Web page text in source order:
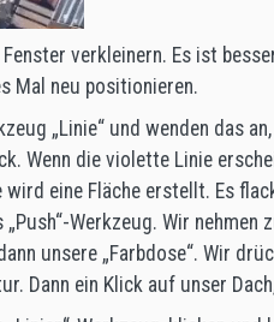
verkleinern. Es ist
Mal neu positionieren.
„Linie“ und wenden das
Wenn die violette Linie
wird eine Fläche erstellt. Es
Werkzeug. Wir
unsere „Farbdose“. Wir
Dann ein Klick auf unser